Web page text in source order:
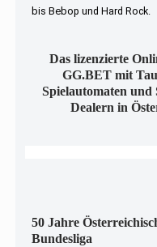
bis Bebop und Hard Rock.
Das lizenzierte
GG.BET mit
Spielautomaten und
Dealern in
50 Jahre
Bundesliga